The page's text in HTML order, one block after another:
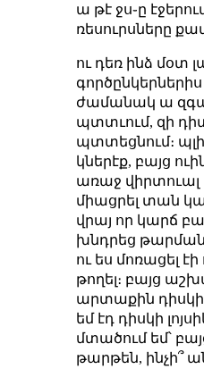
ա թէ ջս֊ը
ռեսուրսները
ու դեռ ինձ մօտ
գործընկերներիս
ժամանակ ա
պտտւում, զի
պտտեցնում։
կներէք, բայց
առաջ վիրտուալ
միացրել տան
վրայ որ կարճ
խնդրեց
ու ես մոռացել
թողել։ բայց
արտաքին
եմ էդ դիսկի
մտածում եմ՝
թարթեն, ինչի՞